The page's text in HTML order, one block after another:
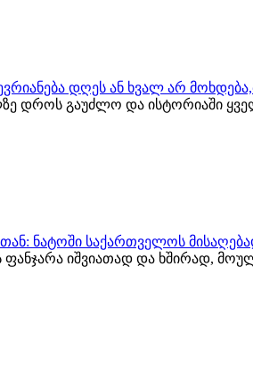
დღეს ან ხვალ არ
დროს გაუძლო და ისტორიაში
ნატოში საქართველოს
ფანჯარა იშვიათად და ხშირად,